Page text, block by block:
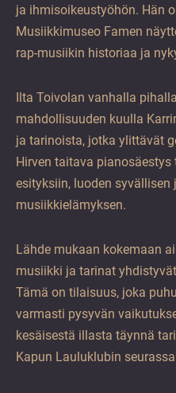
ja ihmisoikeustyöhön. Hän
Musiikkimuseo Famen
rap-musiikin historiaa ja
Ilta Toivolan vanhalla
mahdollisuuden kuulla
ja tarinoista, jotka ylittävät
Hirven taitava
esityksiin, luoden syvällisen
musiikkielämyksen.
Lähde mukaan kokemaan
musiikki ja tarinat
Tämä on tilaisuus, joka
varmasti pysyvän
kesäisestä illasta täynnä
Kapun Lauluklubin